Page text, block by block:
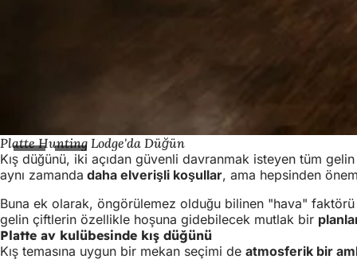
Platte Hunting Lodge'da Düğün
Kış düğünü, iki açıdan güvenli davranmak isteyen tüm
aynı zamanda daha elverişli koşullar, ama hepsinden
Buna ek olarak, öngörülemez olduğu bilinen "hava" faktörü
gelin çiftlerin özellikle hoşuna gidebilecek mutlak bir
Platte av kulübesinde kış düğünü
Kış temasına uygun bir mekan seçimi de atmosferik bir